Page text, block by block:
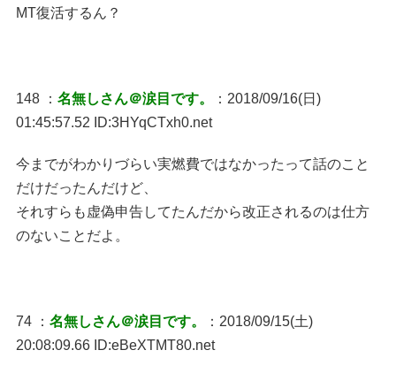
MT復活するん？
148 ： 名無しさん＠涙目です。
：2018/09/16(日)
01:45:57.52 ID:3HYqCTxh0.net
今までがわかりづらい実燃費ではなかったって話のこと
だけだったんだけど、
それすらも虚偽申告してたんだから改正されるのは仕方
のないことだよ。
74 ： 名無しさん＠涙目です。
：2018/09/15(土)
20:08:09.66 ID:eBeXTMT80.net